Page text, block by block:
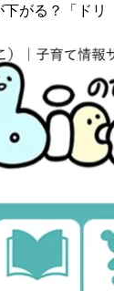
がる？「ドリ